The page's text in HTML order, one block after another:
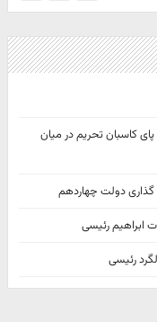
کاسبان تحریم در میان
دولت چهاردهم
ابراهیم رئیسی
رئیسی